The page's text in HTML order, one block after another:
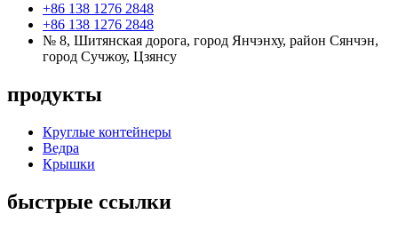
+86 138 1276 2848
+86 138 1276 2848
№ 8, Шитянская дорога, город Янчэнху, район Сянчэн,
город Сучжоу, Цзянсу
продукты
Круглые контейнеры
Ведра
Крышки
быстрые ссылки